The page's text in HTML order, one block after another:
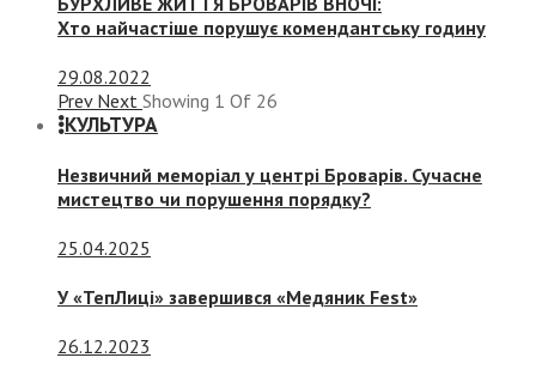
Хто найчастіше порушує комендантську годину
29.08.2022
Prev Next Showing 1 Of 26
КУЛЬТУРА
Незвичний меморіал у центрі Броварів. Сучасне
мистецтво чи порушення порядку?
25.04.2025
У «ТепЛиці» завершився «Медяник Fest»
26.12.2023